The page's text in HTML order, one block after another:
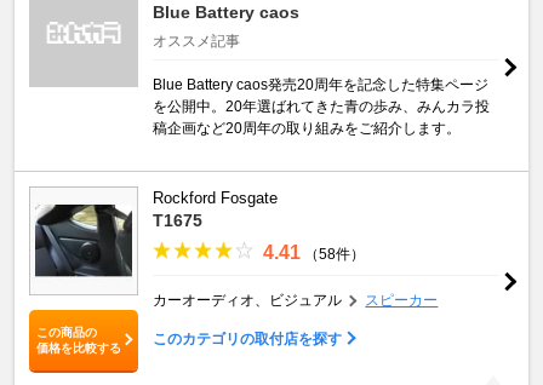
Blue Battery caos
オススメ記事
Blue Battery caos発売20周年を記念した特集ページ
を公開中。20年選ばれてきた青の歩み、みんカラ投
稿企画など20周年の取り組みをご紹介します。
この商品の
価格を比較する
Rockford Fosgate
T1675
4.41 （58件）
カーオーディオ、ビジュアル スピーカー
このカテゴリの取付店を探す